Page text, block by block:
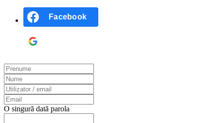
Facebook
O singură dată parola